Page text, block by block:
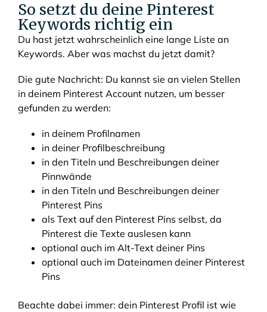
So setzt du deine Pinterest
Keywords richtig ein
Du hast jetzt wahrscheinlich eine lange Liste an
Keywords. Aber was machst du jetzt damit?
Die gute Nachricht: Du kannst sie an vielen Stellen
in deinem Pinterest Account nutzen, um besser
gefunden zu werden:
in deinem Profilnamen
in deiner Profilbeschreibung
in den Titeln und Beschreibungen deiner
Pinnwände
in den Titeln und Beschreibungen deiner
Pinterest Pins
als Text auf den Pinterest Pins selbst, da
Pinterest die Texte auslesen kann
optional auch im Alt-Text deiner Pins
optional auch im Dateinamen deiner Pinterest
Pins
Beachte dabei immer: dein Pinterest Profil ist wie